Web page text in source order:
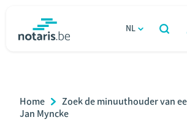
gaan
NL
OPEN
ZOEKEN
Relatie & samenleven
Breadcrumb
Home
Zoek de minuuthouder van
Jan Myncke